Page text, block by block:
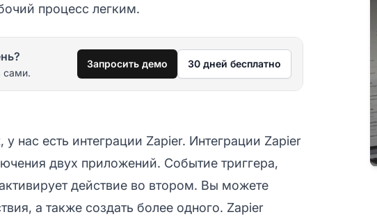
процесс легким.
сами.
Запросить демо 30 дней бесплатно
нас есть интеграции Zapier. Интеграции Zapier
двух приложений. Событие триггера,
действие во втором. Вы можете
а также создать более одного. Zapier